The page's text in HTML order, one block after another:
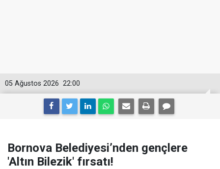
22:00
05 Ağustos 2026
Bornova Belediyesi’nden gençlere
'Altın Bilezik' fırsatı!